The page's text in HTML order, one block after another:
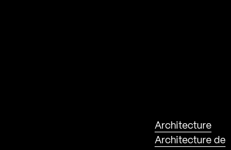
Architecture
Architecture de